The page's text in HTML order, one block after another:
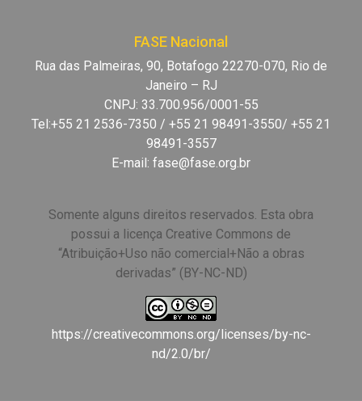
FASE Nacional
Rua das Palmeiras, 90, Botafogo 22270-070, Rio de
Janeiro – RJ
CNPJ: 33.700.956/0001-55
Tel:+55 21 2536-7350 / +55 21 98491-3550/ +55 21
98491-3557
E-mail: fase@fase.org.br
Somente alguns direitos reservados. Esta obra
possui a licença Creative Commons de
“Atribuição+Uso não comercial+Não a obras
derivadas” (BY-NC-ND)
https://creativecommons.org/licenses/by-nc-
nd/2.0/br/